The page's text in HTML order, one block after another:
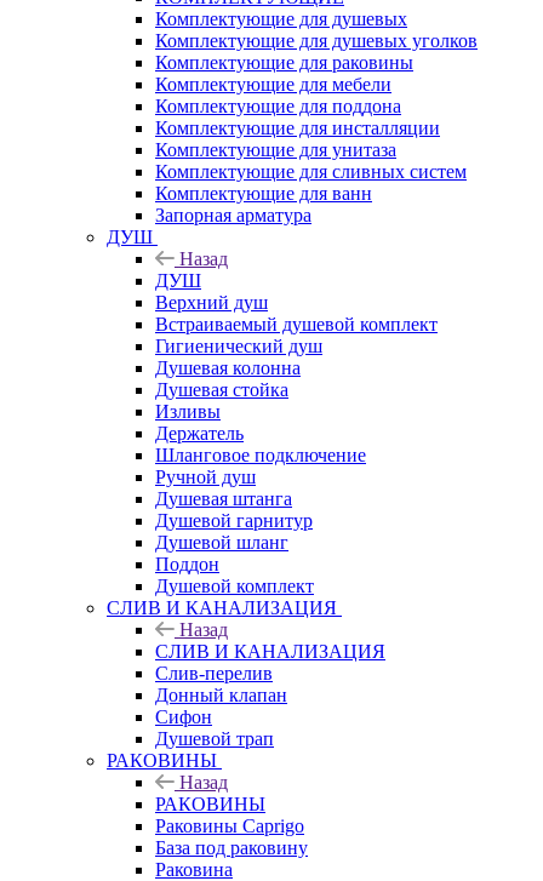
Комплектующие для душевых
Комплектующие для душевых уголков
Комплектующие для раковины
Комплектующие для мебели
Комплектующие для поддона
Комплектующие для инсталляции
Комплектующие для унитаза
Комплектующие для сливных систем
Комплектующие для ванн
Запорная арматура
ДУШ
Назад
ДУШ
Верхний душ
Встраиваемый душевой комплект
Гигиенический душ
Душевая колонна
Душевая стойка
Изливы
Держатель
Шланговое подключение
Ручной душ
Душевая штанга
Душевой гарнитур
Душевой шланг
Поддон
Душевой комплект
СЛИВ И КАНАЛИЗАЦИЯ
Назад
СЛИВ И КАНАЛИЗАЦИЯ
Слив-перелив
Донный клапан
Сифон
Душевой трап
РАКОВИНЫ
Назад
РАКОВИНЫ
Раковины Caprigo
База под раковину
Раковина